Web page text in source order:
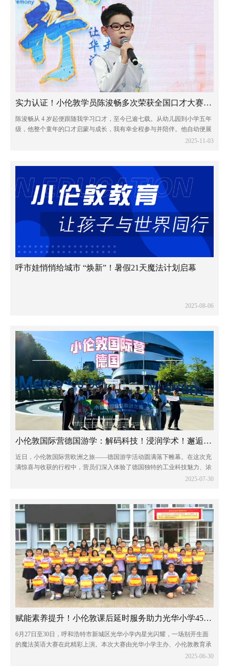
实力认证！小伦敦学员陈浚畅多次荣获全国口才大赛一等奖
陈浚畅从 4 岁起便跟随我学习口才，至今已逾七载。从幼儿园到小学五年
级，他整个童年的口才启蒙与成长，我有幸全程参与并陪伴。他自幼便展
现出出众的语言天赋，不仅热爱口才艺术，对传统文化亦怀有浓厚兴趣。
2025-11-03
呼市娃悄悄给城市 “焕新”！暑假21天魔法计划启幕
2025-08-06
小伦敦国际营德国游学：解码科技！浸润学术！邂逅童话！
近日，小伦敦国际营欧洲之旅——德国游学活动圆满落下帷幕。在这次充
满惊喜与收获的行程中，营员们深入体验了德国独特的工业科技魅力、浓
2025-07-30
赋能素养提升！小伦敦课后延时服务助力光华小学450人大赛
6月27日至30日，呼和浩特市新城区光华小学内星光闪耀，一场别开生面
的魔法英语大赛在此精彩上演。本次大赛由光华小学主办、小伦敦教育承
办，全校450名学生踊跃参与，经过激烈角逐，40名佼佼者脱颖而出，其
2025-06-30